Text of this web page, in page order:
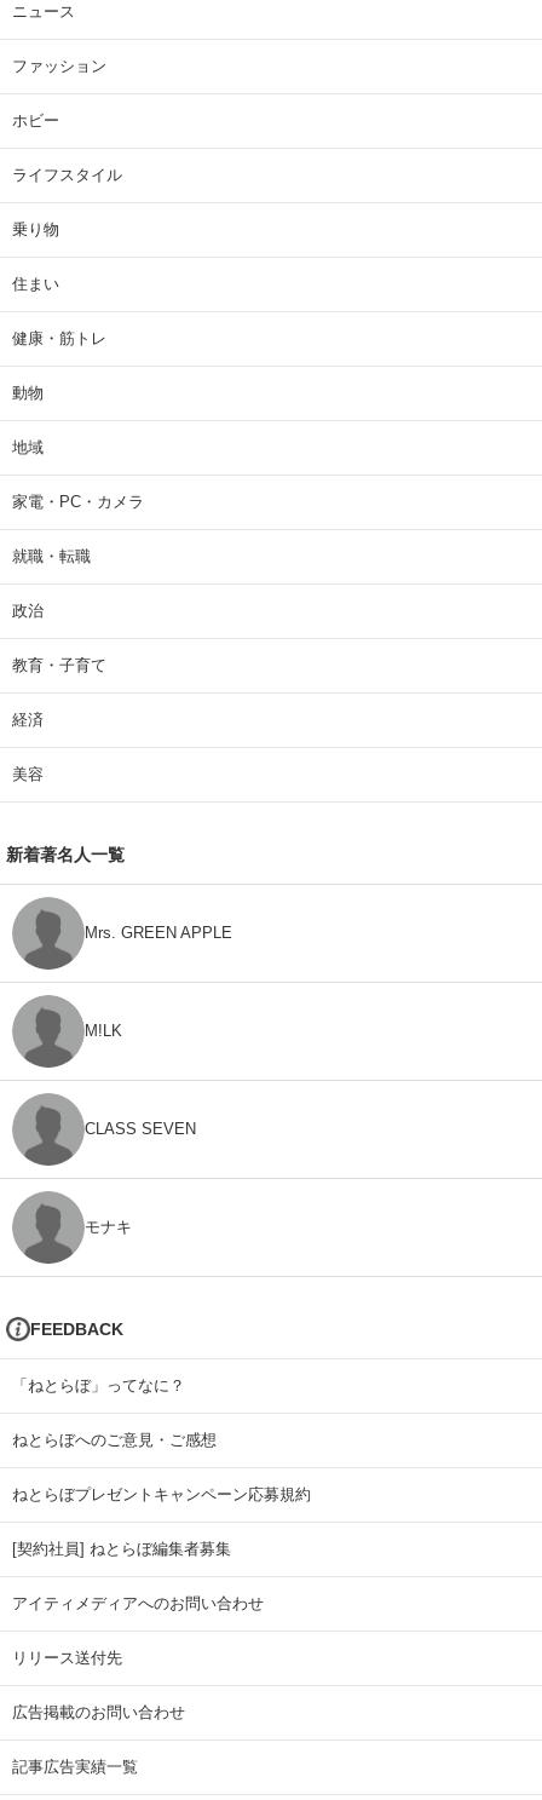
ニュース
ファッション
ホビー
ライフスタイル
乗り物
住まい
健康・筋トレ
動物
地域
家電・PC・カメラ
就職・転職
政治
教育・子育て
経済
美容
新着著名人一覧
Mrs. GREEN APPLE
M!LK
CLASS SEVEN
モナキ
FEEDBACK
「ねとらぼ」ってなに？
ねとらぼへのご意見・ご感想
ねとらぼプレゼントキャンペーン応募規約
[契約社員] ねとらぼ編集者募集
アイティメディアへのお問い合わせ
リリース送付先
広告掲載のお問い合わせ
記事広告実績一覧